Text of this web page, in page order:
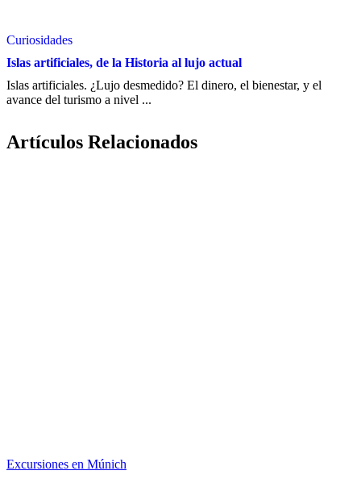
Curiosidades
Islas artificiales, de la Historia al lujo actual
Islas artificiales. ¿Lujo desmedido? El dinero, el bienestar, y el
avance del turismo a nivel ...
Artículos Relacionados
Excursiones en Múnich